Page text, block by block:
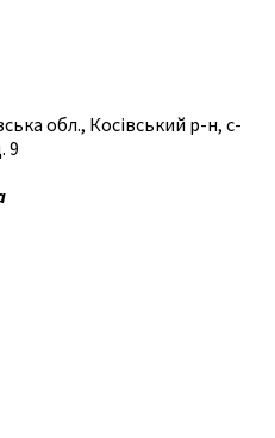
обл., Косівський р-н, с-
9